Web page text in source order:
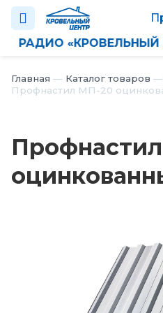
Каталог
а
й
РАДИО
Главная — Каталог товаров —
Профнастил МП-20